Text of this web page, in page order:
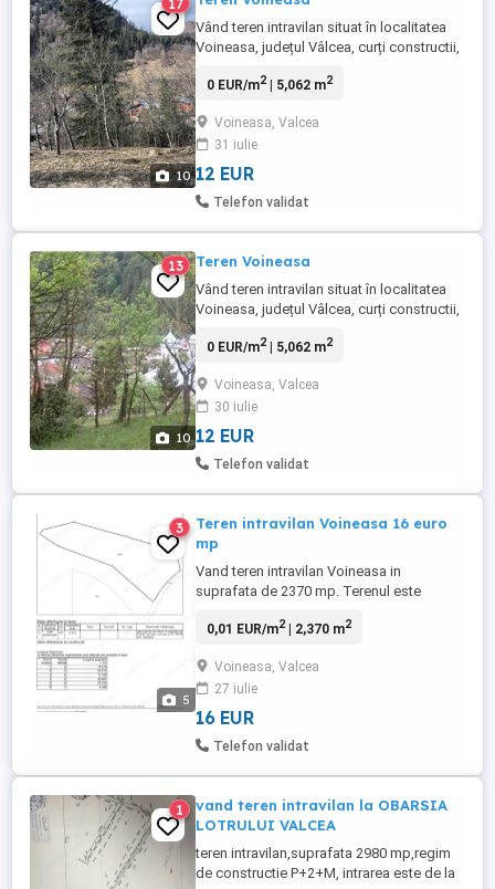
10
17
Vând teren intravilan situat în localitatea
Voineasa, județul Vâlcea, curți constructii,
cabană de lemn (fâneață), ultracentral, în
suprafata totală de 5062 mp, vedere
superbă, pretabil pensiune casă de
vacanță. Front stradal: ...
0 EUR/m2| 5,062 m2
Voineasa, Valcea
31 iulie
12 EUR
Telefon validat
10
13 Teren Voineasa
Vând teren intravilan situat în localitatea
Voineasa, județul Vâlcea, curți constructii,
cabană de lemn (fâneață), ultracentral, în
suprafata totală de 5062 mp, vedere
superbă, pretabil pensiune casă de
vacanță. Front stradal: ...
0 EUR/m2| 5,062 m2
Voineasa, Valcea
30 iulie
12 EUR
Telefon validat
5
3
Teren intravilan Voineasa 16 euro
mp
Vand teren intravilan Voineasa in
suprafata de 2370 mp. Terenul este
deschidere directa la rau. Utilitati curent si
la drum asfaltat.
0,01 EUR/m2| 2,370 m2
Voineasa, Valcea
27 iulie
16 EUR
Telefon validat
1
vand teren intravilan la OBARSIA
LOTRULUI VALCEA
teren intravilan,suprafata 2980 mp,regim
de constructie P+2+M, intrarea este de la